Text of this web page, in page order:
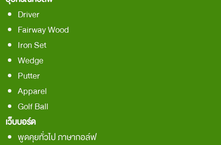
Driver
Fairway Wood
Iron Set
Wedge
Putter
Apparel
Golf Ball
เว็บบอร์ด
พูดคุยทั่วไป ภาษากอล์ฟ